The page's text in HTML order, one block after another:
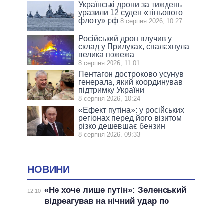
Українські дрони за тиждень
уразили 12 суден «тіньового
флоту» рф 8 серпня 2026, 10:27
Російський дрон влучив у
склад у Прилуках, спалахнула
велика пожежа
8 серпня 2026, 11:01
Пентагон достроково усунув
генерала, який координував
підтримку України
8 серпня 2026, 10:24
«Ефект путіна»: у російських
регіонах перед його візитом
різко дешевшає бензин
8 серпня 2026, 09:33
НОВИНИ
12:10 «Не хоче лише путін»: Зеленський
відреагував на нічний удар по